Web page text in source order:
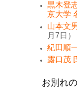
黒木登
京大学
山本文
月7日）
紀田順
露口茂
お別れ